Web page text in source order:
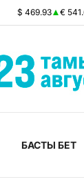
$ 469.93 €
БАСТЫ БЕТ